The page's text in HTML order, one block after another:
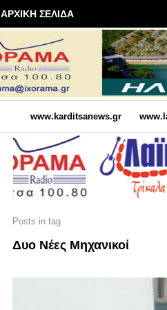
ΑΡΧΙΚΗ ΣΕΛΙΔΑ
www.karditsanews.gr
Posts in tag
Δυο Νέες Μηχανικοί